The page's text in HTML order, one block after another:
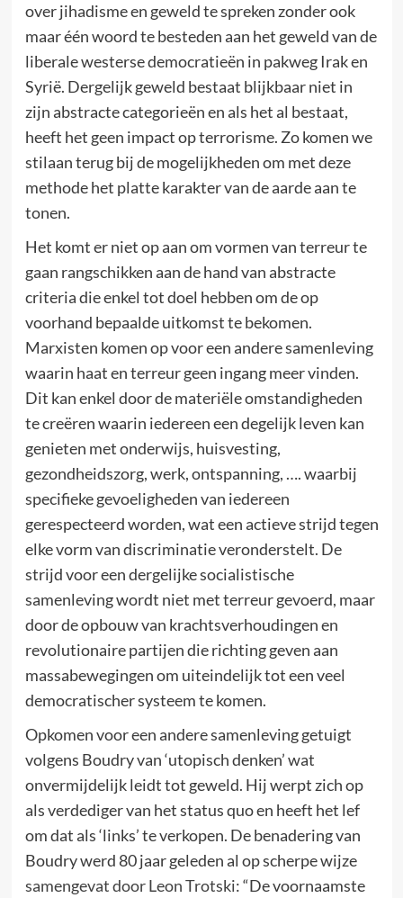
over jihadisme en geweld te spreken zonder ook
maar één woord te besteden aan het geweld van de
liberale westerse democratieën in pakweg Irak en
Syrië. Dergelijk geweld bestaat blijkbaar niet in
zijn abstracte categorieën en als het al bestaat,
heeft het geen impact op terrorisme. Zo komen we
stilaan terug bij de mogelijkheden om met deze
methode het platte karakter van de aarde aan te
tonen.
Het komt er niet op aan om vormen van terreur te
gaan rangschikken aan de hand van abstracte
criteria die enkel tot doel hebben om de op
voorhand bepaalde uitkomst te bekomen.
Marxisten komen op voor een andere samenleving
waarin haat en terreur geen ingang meer vinden.
Dit kan enkel door de materiële omstandigheden
te creëren waarin iedereen een degelijk leven kan
genieten met onderwijs, huisvesting,
gezondheidszorg, werk, ontspanning, …. waarbij
specifieke gevoeligheden van iedereen
gerespecteerd worden, wat een actieve strijd tegen
elke vorm van discriminatie veronderstelt. De
strijd voor een dergelijke socialistische
samenleving wordt niet met terreur gevoerd, maar
door de opbouw van krachtsverhoudingen en
revolutionaire partijen die richting geven aan
massabewegingen om uiteindelijk tot een veel
democratischer systeem te komen.
Opkomen voor een andere samenleving getuigt
volgens Boudry van ‘utopisch denken’ wat
onvermijdelijk leidt tot geweld. Hij werpt zich op
als verdediger van het status quo en heeft het lef
om dat als ‘links’ te verkopen. De benadering van
Boudry werd 80 jaar geleden al op scherpe wijze
samengevat door Leon Trotski: “De voornaamste